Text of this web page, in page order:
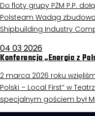
Do floty grupy PŻM P.P.
Polsteam Wadąg
Shipbuilding Industry
04 03 2026
Konferencja „Energia z
2 marca 2026 roku
Polski – Local First” w
specjalnym gościem był